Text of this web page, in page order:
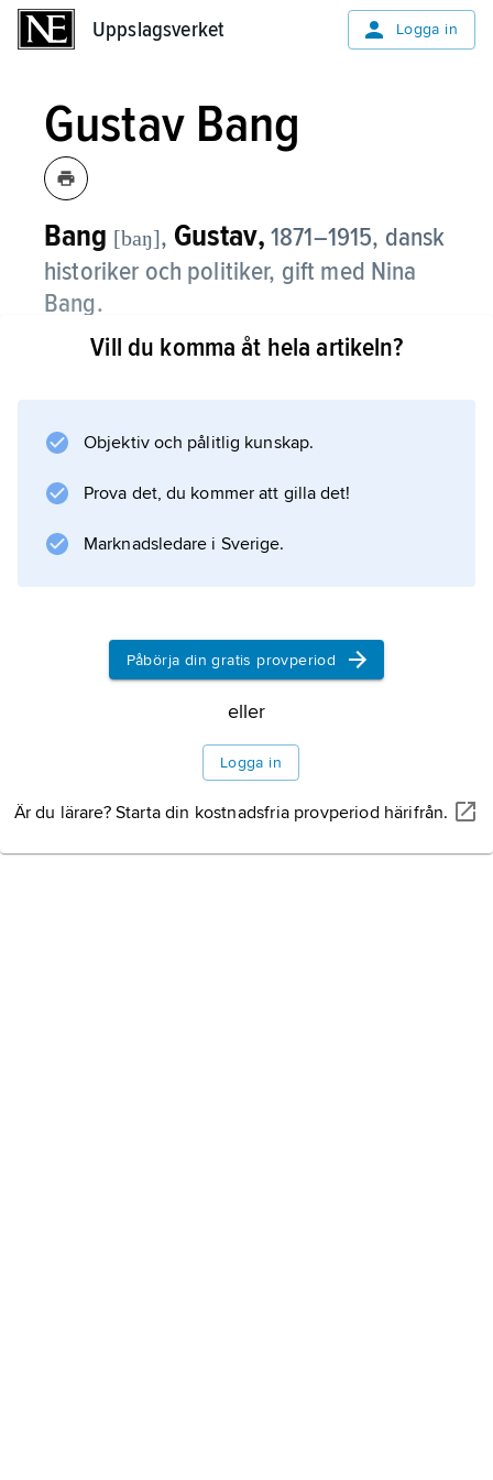
Uppslagsverket Logga in
Gustav Bang
Bang [baŋ], Gustav, 1871–1915, dansk
historiker och politiker, gift med Nina
Bang.
Han var medlem av socialdemokratiska
Litteraturanvisning
Vill du komma åt hela artikeln?
Objektiv och pålitlig kunskap.
Prova det, du kommer att gilla det!
Marknadsledare i Sverige.
Påbörja din gratis provperiod
eller
Logga in
Är du lärare? Starta din kostnadsfria provperiod härifrån.